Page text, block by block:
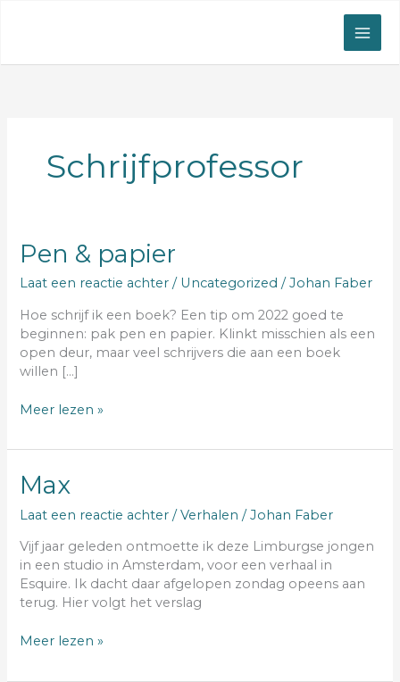
inhoud
Schrijfprofessor
Pen & papier
Laat een reactie achter / Uncategorized /Johan Faber
Hoe schrijf ik een boek? Een tip om 2022 goed te
beginnen: pak pen en papier. Klinkt misschien als een
open deur, maar veel schrijvers die aan een boek
willen […]
Pen
&
papier
Meer lezen »
Max
Laat een reactie achter /Verhalen /Johan Faber
Vijf jaar geleden ontmoette ik deze Limburgse jongen
in een studio in Amsterdam, voor een verhaal in
Esquire. Ik dacht daar afgelopen zondag opeens aan
terug. Hier volgt het verslag
Max
Meer lezen »